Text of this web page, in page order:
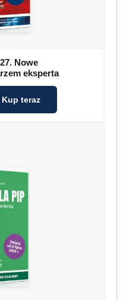
Nowe
eksperta
Kup teraz